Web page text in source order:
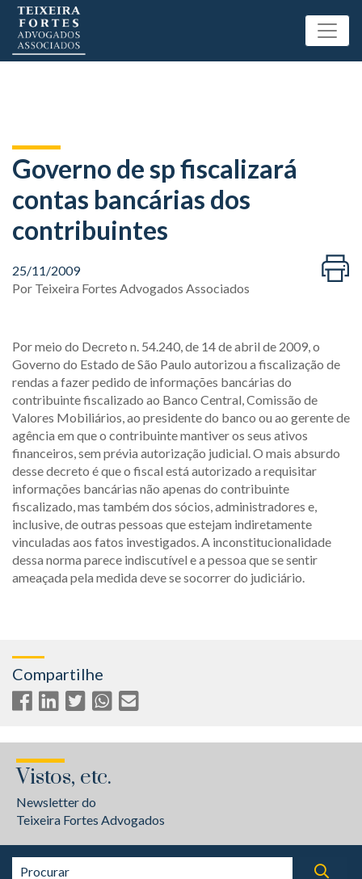
Governo de sp fiscalizará
contas bancárias dos
contribuintes
25/11/2009
Por Teixeira Fortes Advogados Associados
Por meio do Decreto n. 54.240, de 14 de abril de 2009, o
Governo do Estado de São Paulo autorizou a fiscalização de
rendas a fazer pedido de informações bancárias do
contribuinte fiscalizado ao Banco Central, Comissão de
Valores Mobiliários, ao presidente do banco ou ao gerente de
agência em que o contribuinte mantiver os seus ativos
financeiros, sem prévia autorização judicial. O mais absurdo
desse decreto é que o fiscal está autorizado a requisitar
informações bancárias não apenas do contribuinte
fiscalizado, mas também dos sócios, administradores e,
inclusive, de outras pessoas que estejam indiretamente
vinculadas aos fatos investigados. A inconstitucionalidade
dessa norma parece indiscutível e a pessoa que se sentir
ameaçada pela medida deve se socorrer do judiciário.
Compartilhe
Vistos, etc.
Newsletter do
Teixeira Fortes Advogados